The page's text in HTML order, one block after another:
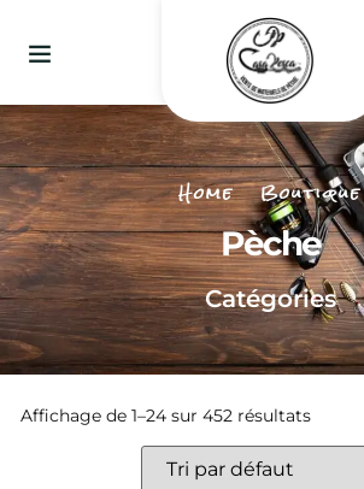
Home Boutique
Pèche
Catégories
Affichage de 1–24 sur 452 résultats